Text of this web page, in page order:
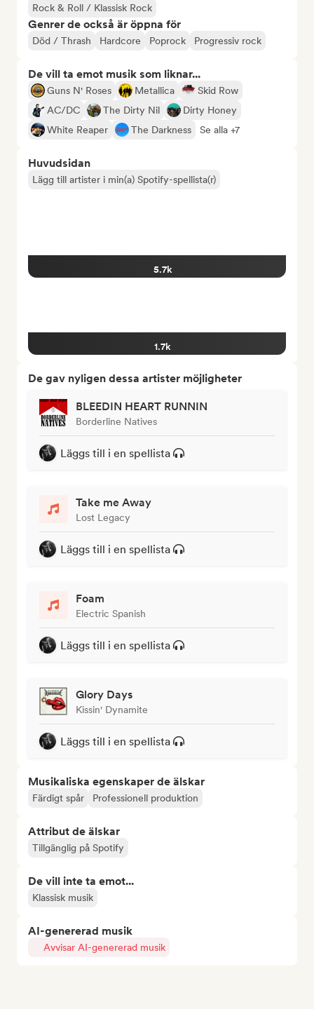
Rock & Roll / Klassisk Rock
Genrer de också är öppna för
Död / Thrash Hardcore Poprock Progressiv rock
De vill ta emot musik som liknar...
Guns N' Roses Metallica
Skid Row
AC/DC
The Dirty Nil
Dirty Honey
White Reaper
The Darkness Se alla +7
Huvudsidan
Lägg till artister i min(a) Spotify-spellista(r)
5.7k
1.7k
De gav nyligen dessa artister möjligheter
BLEEDIN HEART RUNNIN
Borderline Natives
Läggs till i en spellista
Take me Away
Lost Legacy
Läggs till i en spellista
Foam
Electric Spanish
Läggs till i en spellista
Glory Days
Kissin' Dynamite
Läggs till i en spellista
Musikaliska egenskaper de älskar
Färdigt spår Professionell produktion
Attribut de älskar
Tillgänglig på Spotify
De vill inte ta emot...
Klassisk musik
AI-genererad musik
Avvisar AI-genererad musik